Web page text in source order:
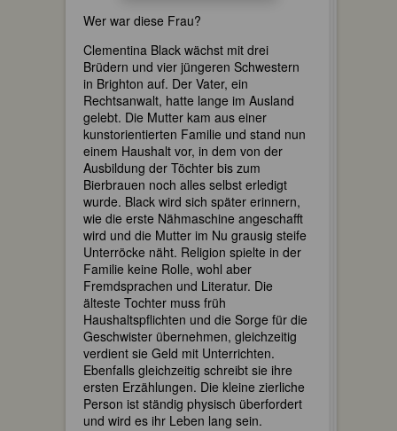
Wer war diese Frau?
Clementina Black wächst mit drei
Brüdern und vier jüngeren Schwestern
in Brighton auf. Der Vater, ein
Rechtsanwalt, hatte lange im Ausland
gelebt. Die Mutter kam aus einer
kunstorientierten Familie und stand nun
einem Haushalt vor, in dem von der
Ausbildung der Töchter bis zum
Bierbrauen noch alles selbst erledigt
wurde. Black wird sich später erinnern,
wie die erste Nähmaschine angeschafft
wird und die Mutter im Nu grausig steife
Unterröcke näht. Religion spielte in der
Familie keine Rolle, wohl aber
Fremdsprachen und Literatur. Die
älteste Tochter muss früh
Haushaltspflichten und die Sorge für die
Geschwister übernehmen, gleichzeitig
verdient sie Geld mit Unterrichten.
Ebenfalls gleichzeitig schreibt sie ihre
ersten Erzählungen. Die kleine zierliche
Person ist ständig physisch überfordert
und wird es ihr Leben lang sein.